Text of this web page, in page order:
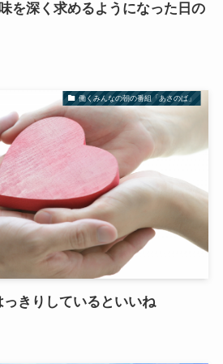
を深く求めるようになった日の
働くみんなの朝の番組「あさのば」
きりしているといいね